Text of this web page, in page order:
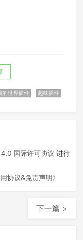
的世界插件 趣味插件
国际许可协议 进行
协议&免责声明》
下一篇 >